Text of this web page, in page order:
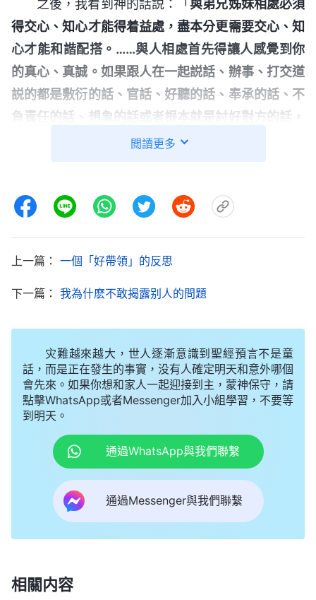
之後，我看到神的話説：「與弟兄姊妹相處必須
得交心、知心才能得着益處，盡本分更需要交心、知
心才能和諧配搭。……與人相處首先得讓人感覺到你
的真心、真誠。如果跟人在一起説話、辦事、打交道
説的都是敷衍的話、官話、好聽的話、奉承的話、不
負責任的話、想象的話或者根本就是討好對方的話，
這就没有一點兒實在的東西，一點兒誠心都没有了。
誠心實意地跟你説：『你跟我説説，我消極到底是怎
麽問題，但你不説實話，你説：『没事，你這不算消
你的態度不是真誠的，你是在敷衍對方，為了讓對方
出來，你没做到誠實人該做的，你只是為了安慰他，
為了讓他跟你没有任何的隔閡、不産生矛盾，你就敷
衍他，這就不是做誠實人。那遇到這種情况應該怎麽
實行是做誠實人呢？你得把自己看到的、看準的問題
跟他説，『我也有過這樣的經歷，你看我説得對不
對，如果不對你可以不接受，如果對我希望你接受。
如果我説的話傷到你了，希望你能從神領受，我的存
心目的是為了幫助你。這事我看得清清楚楚，你就是
的委屈，你就接受不了，就消極了，你説事實是不是
閲讀更多
上一篇： 一個「好帶領」的反思
下一篇： 我為什麽不敢揭露别人的問題
灾難越來越大，世人逐漸意識到聖經預言不是童
話，而是正在發生的事實，没有人確定明天和意外哪個
會先來。如果你想和家人一起迎接到主，蒙神保守，請
點擊WhatsApp或者Messenger加入小組學習，不要等
到明天。
通過WhatsApp與我們聯繫
通過Messenger與我們聯繫
相關内容